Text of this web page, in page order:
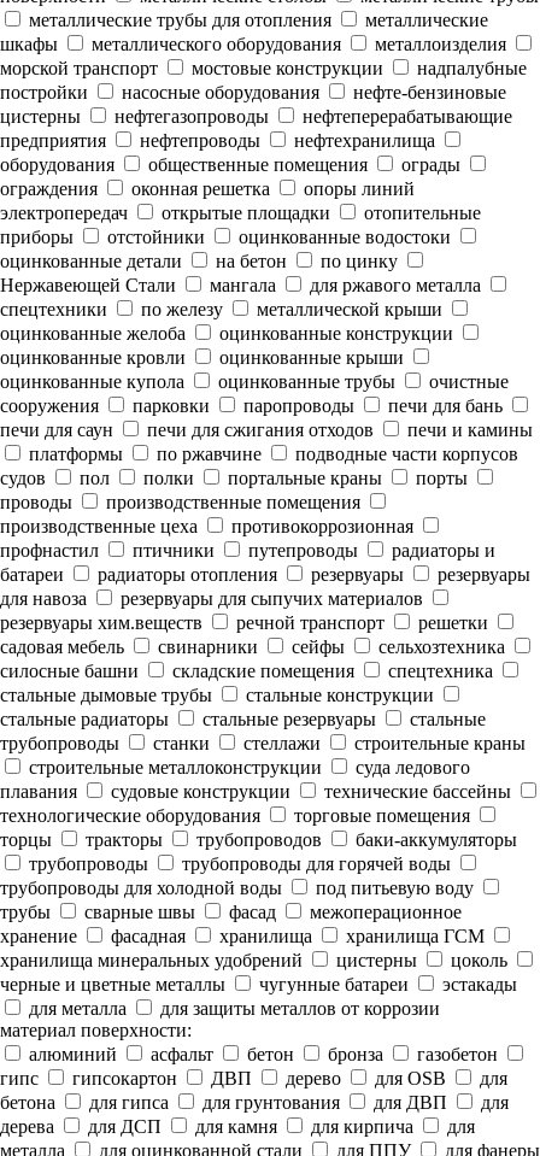
металлические трубы для отопления
металлические
шкафы
металлического оборудования
металлоизделия
морской транспорт
мостовые конструкции
надпалубные
постройки
насосные оборудования
нефте-бензиновые
цистерны
нефтегазопроводы
нефтеперерабатывающие
предприятия
нефтепроводы
нефтехранилища
оборудования
общественные помещения
ограды
ограждения
оконная решетка
опоры линий
электропередач
открытые площадки
отопительные
приборы
отстойники
оцинкованные водостоки
оцинкованные детали
на бетон
по цинку
Нержавеющей Стали
мангала
для ржавого металла
спецтехники
по железу
металлической крыши
оцинкованные желоба
оцинкованные конструкции
оцинкованные кровли
оцинкованные крыши
оцинкованные купола
оцинкованные трубы
очистные
сооружения
парковки паропроводы
печи для бань
печи для саун
печи для сжигания отходов
печи и камины
платформы
по ржавчине
подводные части корпусов
судов
пол полки портальные краны
порты
проводы
производственные помещения
производственные цеха
противокоррозионная
профнастил
птичники путепроводы
радиаторы и
батареи
радиаторы отопления резервуары
резервуары
для навоза
резервуары для сыпучих материалов
резервуары хим.веществ
речной транспорт
решетки
садовая мебель
свинарники сейфы
сельхозтехника
силосные башни
складские помещения
спецтехника
стальные дымовые трубы
стальные конструкции
стальные радиаторы
стальные резервуары
стальные
трубопроводы
станки стеллажи
строительные краны
строительные металлоконструкции
суда ледового
плавания
судовые конструкции
технические бассейны
технологические оборудования
торговые помещения
торцы
тракторы трубопроводов
баки-аккумуляторы
трубопроводы
трубопроводы для горячей воды
трубопроводы для холодной воды
под питьевую воду
трубы
сварные швы фасад
межоперационное
хранение
фасадная хранилища
хранилища ГСМ
хранилища минеральных удобрений
цистерны
цоколь
черные и цветные металлы
чугунные батареи
эстакады
для металла
для защиты металлов от коррозии
материал поверхности:
алюминий
асфальт бетон бронза
газобетон
гипс
гипсокартон ДВП дерево для OSB
для
бетона
для гипса для грунтования для ДВП
для
дерева
для ДСП для камня для кирпича
для
металла
для оцинкованной стали для ППУ
для фанеры